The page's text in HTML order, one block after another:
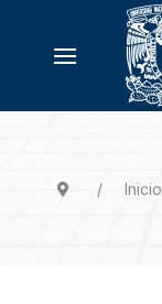
Inicio